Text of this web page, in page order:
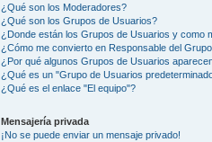
¿Qué son los Moderadores?
¿Qué son los Grupos de Usuarios?
¿Donde están los Grupos de Usuarios y como
¿Cómo me convierto en Responsable del
¿Por qué algunos Grupos de Usuarios
¿Qué es un "Grupo de Usuarios
¿Qué es el enlace "El equipo"?
Mensajería privada
¡No se puede enviar un mensaje privado!